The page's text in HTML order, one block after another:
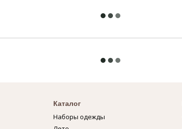
Каталог
Наборы одежды